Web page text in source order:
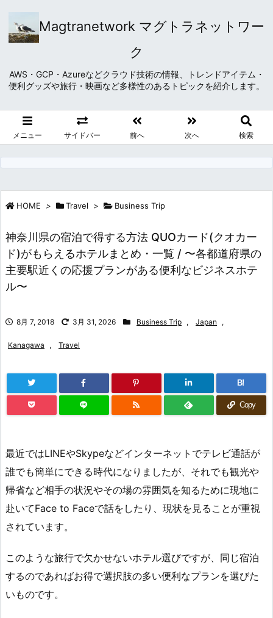
Magtranetwork マグトラネットワー
ク
AWS・GCP・Azureなどクラウド技術の情報、トレンドアイテム・
便利グッズや旅行・映画など多様性のあるトピックを紹介します。
メニュー サイドバー 前へ 次へ 検索
HOME > Travel > Business Trip
神奈川県の宿泊で得する方法 QUOカード(クオカー
ド)がもらえるホテルまとめ・一覧 / 〜各都道府県の
主要駅近くの応援プランがある便利なビジネスホテ
ル〜
8月 7, 2018 3月 31, 2026 Business Trip , Japan ,
Kanagawa , Travel
B!
Copy
最近ではLINEやSkypeなどインターネットでテレビ通話が
誰でも簡単にできる時代になりましたが、それでも観光や
帰省など相手の状況やその場の雰囲気を知るために現地に
赴いてFace to Faceで話をしたり、現状を見ることが重視
されています。
このような旅行で欠かせないホテル選びですが、同じ宿泊
するのであればお得で選択肢の多い便利なプランを選びた
いものです。